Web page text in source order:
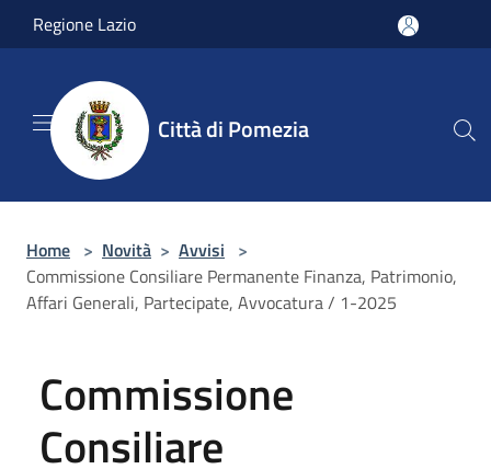
Salta al contenuto principale
Regione Lazio
Città di Pomezia
Home > Novità > Avvisi >
Commissione Consiliare Permanente Finanza, Patrimonio,
Affari Generali, Partecipate, Avvocatura / 1-2025
Commissione
Consiliare